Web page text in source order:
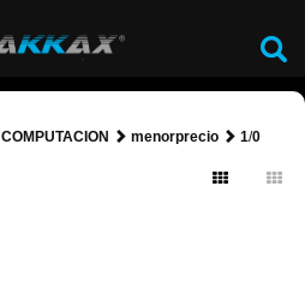
COMPUTACION menorprecio 1/0